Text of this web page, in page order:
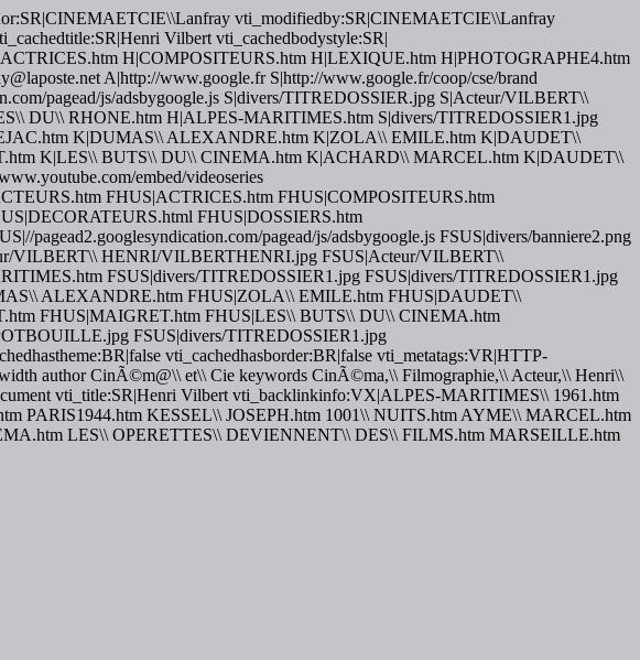
vti_modifiedby:SR|CINEMAETCIE\\Lanfray
Vilbert vti_cachedbodystyle:SR|
H|COMPOSITEURS.htm H|LEXIQUE.htm H|PHOTOGRAPHE4.htm
A|http://www.google.fr S|http://www.google.fr/coop/cse/brand
pagead/js/adsbygoogle.js S|divers/TITREDOSSIER.jpg S|Acteur/VILBERT\\
DU\\ RHONE.htm H|ALPES-MARITIMES.htm S|divers/TITREDOSSIER1.jpg
K|DUMAS\\ ALEXANDRE.htm K|ZOLA\\ EMILE.htm K|DAUDET\\
K|LES\\ BUTS\\ DU\\ CINEMA.htm K|ACHARD\\ MARCEL.htm K|DAUDET\\
embed/videoseries
FHUS|ACTRICES.htm FHUS|COMPOSITEURS.htm
FHUS|DOSSIERS.htm
pagead2.googlesyndication.com/pagead/js/adsbygoogle.js FSUS|divers/banniere2.png
VILBERT\\ HENRI/VILBERTHENRI.jpg FSUS|Acteur/VILBERT\\
FSUS|divers/TITREDOSSIER1.jpg FSUS|divers/TITREDOSSIER1.jpg
ALEXANDRE.htm FHUS|ZOLA\\ EMILE.htm FHUS|DAUDET\\
FHUS|MAIGRET.htm FHUS|LES\\ BUTS\\ DU\\ CINEMA.htm
FSUS|divers/TITREDOSSIER1.jpg
vti_cachedhasborder:BR|false vti_metatags:VR|HTTP-
author CinÃ©m@\\ et\\ Cie keywords CinÃ©ma,\\ Filmographie,\\ Acteur,\\ Henri\\
vti_title:SR|Henri Vilbert vti_backlinkinfo:VX|ALPES-MARITIMES\\ 1961.htm
KESSEL\\ JOSEPH.htm 1001\\ NUITS.htm AYME\\ MARCEL.htm
LES\\ OPERETTES\\ DEVIENNENT\\ DES\\ FILMS.htm MARSEILLE.htm